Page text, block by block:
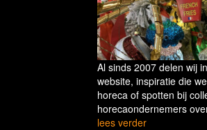
Al sinds 2007 delen wij
website, inspiratie die
horeca of spotten bij
horecaondernemers
lees verder